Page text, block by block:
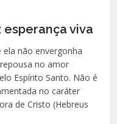
viva
não envergonha
no amor
Espírito Santo. Não é
no caráter
de Cristo (Hebreus